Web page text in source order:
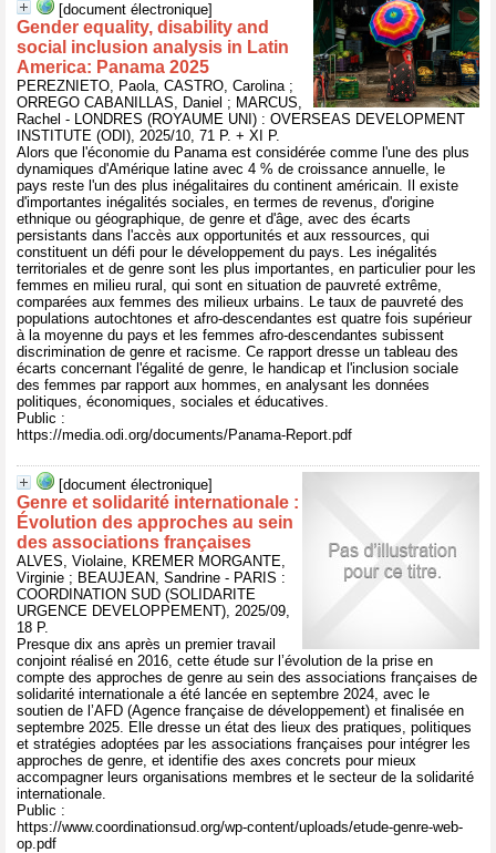
[document électronique]
Gender equality, disability and
social inclusion analysis in Latin
America: Panama 2025
PEREZNIETO, Paola, CASTRO, Carolina ;
ORREGO CABANILLAS, Daniel ; MARCUS,
Rachel - LONDRES (ROYAUME UNI) : OVERSEAS DEVELOPMENT
INSTITUTE (ODI), 2025/10, 71 P. + XI P.
Alors que l'économie du Panama est considérée comme l'une des plus
dynamiques d'Amérique latine avec 4 % de croissance annuelle, le
pays reste l'un des plus inégalitaires du continent américain. Il existe
d'importantes inégalités sociales, en termes de revenus, d'origine
ethnique ou géographique, de genre et d'âge, avec des écarts
persistants dans l'accès aux opportunités et aux ressources, qui
constituent un défi pour le développement du pays. Les inégalités
territoriales et de genre sont les plus importantes, en particulier pour les
femmes en milieu rural, qui sont en situation de pauvreté extrême,
comparées aux femmes des milieux urbains. Le taux de pauvreté des
populations autochtones et afro-descendantes est quatre fois supérieur
à la moyenne du pays et les femmes afro-descendantes subissent
discrimination de genre et racisme. Ce rapport dresse un tableau des
écarts concernant l'égalité de genre, le handicap et l'inclusion sociale
des femmes par rapport aux hommes, en analysant les données
politiques, économiques, sociales et éducatives.
Public :
https://media.odi.org/documents/Panama-Report.pdf
[document électronique]
Genre et solidarité internationale :
Évolution des approches au sein
des associations françaises
ALVES, Violaine, KREMER MORGANTE,
Virginie ; BEAUJEAN, Sandrine - PARIS :
COORDINATION SUD (SOLIDARITE
URGENCE DEVELOPPEMENT), 2025/09,
18 P.
Presque dix ans après un premier travail
conjoint réalisé en 2016, cette étude sur l’évolution de la prise en
compte des approches de genre au sein des associations françaises de
solidarité internationale a été lancée en septembre 2024, avec le
soutien de l’AFD (Agence française de développement) et finalisée en
septembre 2025. Elle dresse un état des lieux des pratiques, politiques
et stratégies adoptées par les associations françaises pour intégrer les
approches de genre, et identifie des axes concrets pour mieux
accompagner leurs organisations membres et le secteur de la solidarité
internationale.
Public :
https://www.coordinationsud.org/wp-content/uploads/etude-genre-web-
op.pdf